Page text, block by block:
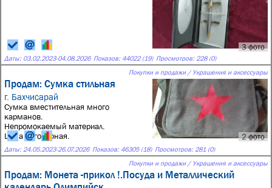
3 фото
Даты: 03.02.2023-04.08.2026 Показов: 44022 (19) Просмотров: 228 (0)
Покупки и продажи / Украшения и аксессуары
Продам: Сумка стильная
г. Бахчисарай
2 фото
Сумка вместительная много
карманов.
Непромокаемый материал.
Цена договорная.
Даты: 24.05.2023-26.07.2026 Показов: 46305 (18) Просмотров: 281 (0)
Покупки и продажи / Украшения и аксессуары
Продам: Монета -прикол !.Посуда и Металлический